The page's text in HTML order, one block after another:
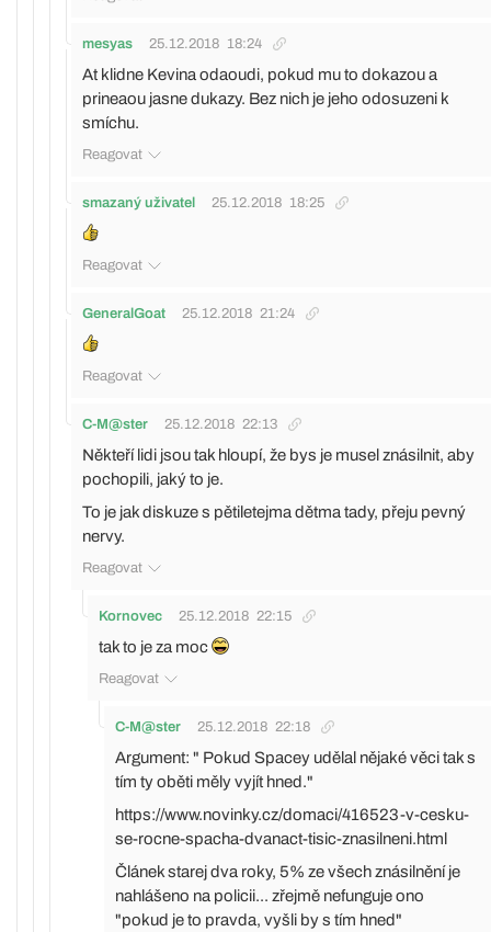
mesyas 25.12.2018 18:24
At klidne Kevina odaoudi, pokud mu to dokazou a
prineaou jasne dukazy. Bez nich je jeho odosuzeni k
smíchu.
Reagovat
smazaný uživatel 25.12.2018 18:25
Reagovat
GeneralGoat 25.12.2018 21:24
Reagovat
C-M@ster 25.12.2018 22:13
Někteří lidi jsou tak hloupí, že bys je musel znásilnit, aby
pochopili, jaký to je.
To je jak diskuze s pětiletejma dětma tady, přeju pevný
nervy.
Reagovat
Kornovec 25.12.2018 22:15
tak to je za moc
Reagovat
C-M@ster 25.12.2018 22:18
Argument: " Pokud Spacey udělal nějaké věci tak s
tím ty oběti měly vyjít hned."
https://www.novinky.cz/domaci/416523-v-cesku-
se-rocne-spacha-dvanact-tisic-znasilneni.html
Článek starej dva roky, 5% ze všech znásilnění je
nahlášeno na policii... zřejmě nefunguje ono
"pokud je to pravda, vyšli by s tím hned"